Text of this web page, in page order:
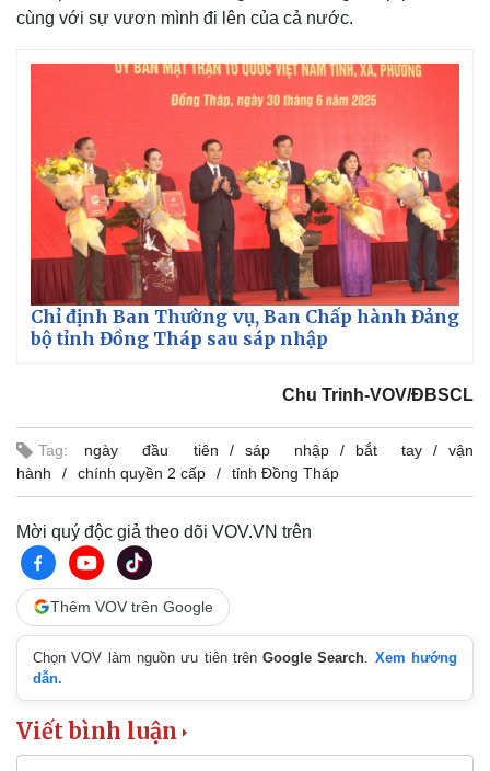
cùng với sự vươn mình đi lên của cả nước.
Chỉ định Ban Thường vụ, Ban Chấp hành Đảng
bộ tỉnh Đồng Tháp sau sáp nhập
Chu Trinh-VOV/ĐBSCL
Tag: ngày đầu tiên sáp nhập bắt tay
vận
hành
chính quyền 2 cấp tỉnh Đồng Tháp
Mời quý độc giả theo dõi VOV.VN trên
Thêm VOV trên Google
Chọn VOV làm nguồn ưu tiên trênGoogle Search
Xem hướng
dẫn.
Viết bình luận